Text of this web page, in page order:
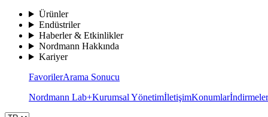
Ürünler
Endüstriler
Haberler & Etkinlikler
Nordmann Hakkında
Kariyer
FavorilerArama Sonucu
Nordmann Lab+Kurumsal YönetimİletişimKonumlarİndirmeler